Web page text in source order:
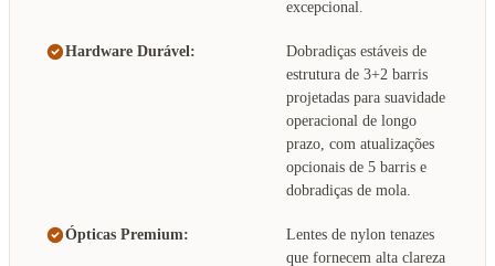
excepcional.
Hardware Durável:
Dobradiças estáveis de
estrutura de 3+2 barris
projetadas para suavidade
operacional de longo
prazo, com atualizações
opcionais de 5 barris e
dobradiças de mola.
Ópticas Premium:
Lentes de nylon tenazes
que fornecem alta clareza